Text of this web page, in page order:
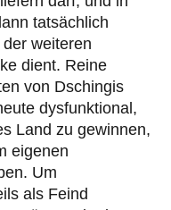
tatsächlich
weiteren
dient. Reine
von Dschingis
dysfunktional,
Land zu gewinnen,
eigenen
Um
als Feind